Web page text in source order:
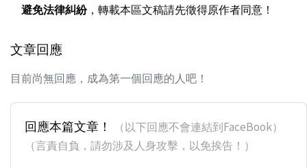
避免法律糾紛，轉載本區文稿請先徵得原作者同意！
文章回應
目前尚無回應，成為第一個回應的人吧！
回應本篇文章！
（以下回應不會連結到FaceBook）
（言責自負，請勿涉及人身攻擊，以免挨告！）